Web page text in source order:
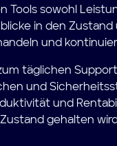
Tools sowohl
in den
und
täglichen
und
und
gehalten